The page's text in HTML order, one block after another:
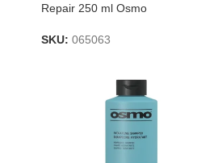
Repair 250 ml Osmo
SKU: 065063